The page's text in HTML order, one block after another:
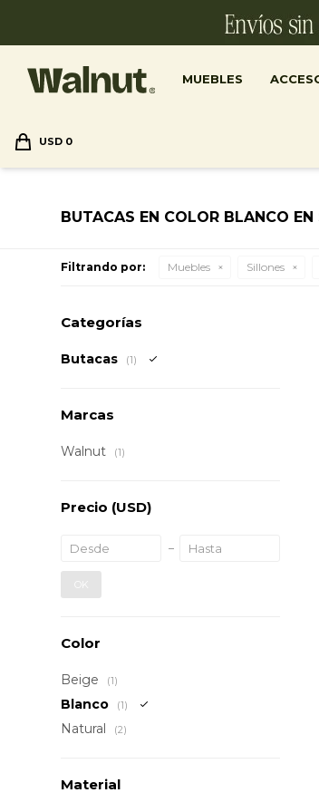
MUEBLES
USD 0
BUTACAS EN COLOR BLANCO EN
Filtrando por: Muebles Sillones
Categorías
Butacas (1)
Marcas
Walnut (1)
Precio (USD)
OK
Color
Beige (1)
Blanco (1)
Natural (2)
Material